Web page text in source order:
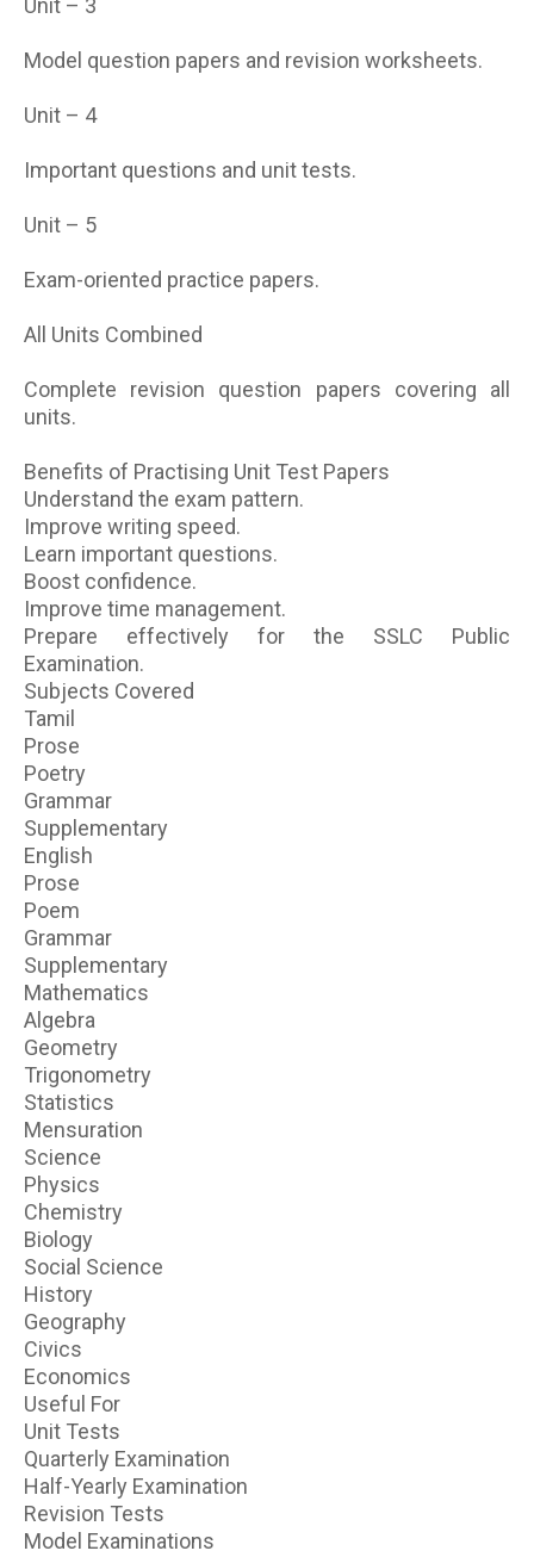
Unit – 3
Model question papers and revision worksheets.
Unit – 4
Important questions and unit tests.
Unit – 5
Exam-oriented practice papers.
All Units Combined
Complete revision question papers covering all
units.
Benefits of Practising Unit Test Papers
Understand the exam pattern.
Improve writing speed.
Learn important questions.
Boost confidence.
Improve time management.
Prepare effectively for the SSLC Public
Examination.
Subjects Covered
Tamil
Prose
Poetry
Grammar
Supplementary
English
Prose
Poem
Grammar
Supplementary
Mathematics
Algebra
Geometry
Trigonometry
Statistics
Mensuration
Science
Physics
Chemistry
Biology
Social Science
History
Geography
Civics
Economics
Useful For
Unit Tests
Quarterly Examination
Half-Yearly Examination
Revision Tests
Model Examinations